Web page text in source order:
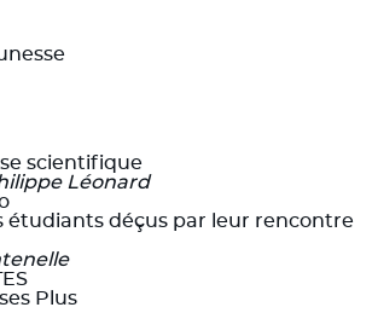
scientifique
Léonard
étudiants déçus par leur rencontre
Plus